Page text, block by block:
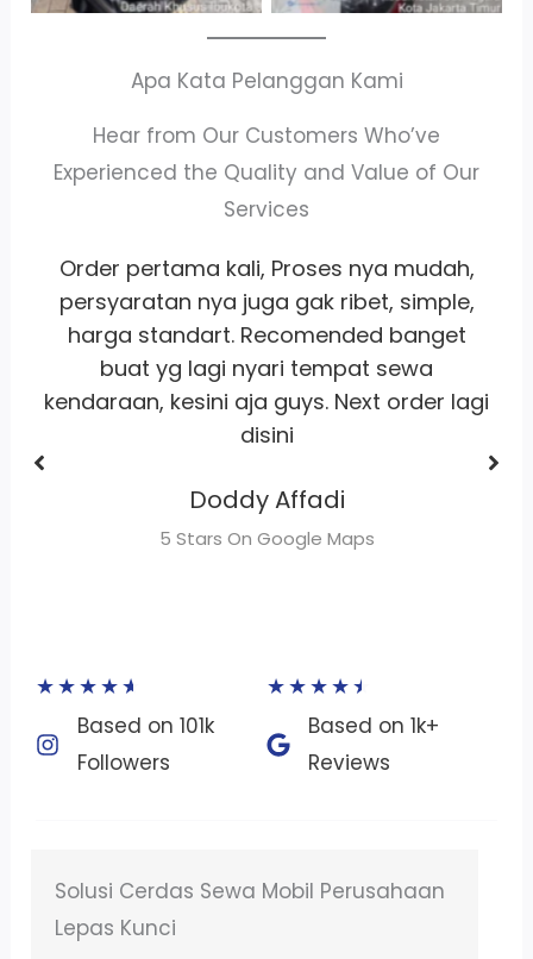
Apa Kata Pelanggan Kami
Hear from Our Customers Who’ve
Experienced the Quality and Value of Our
Services
Whort it bangetpelayananramah
satset recomm banget lah pokoknya
buat sewa motor area jakarta
Dhimas Adrian Adrian
5 Stars On Google Maps
★★★★★
Based on 101k
Followers​
★★★★★
Based on 1k+
Reviews​
Sewa Mobil Lebaran 2025 BSD – Murah,
Berbagai Pilihan!